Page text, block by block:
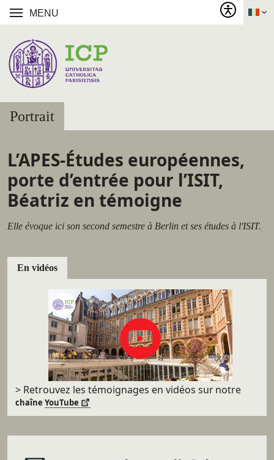
MENU
Portrait
L’APES-Études européennes,
porte d’entrée pour l’ISIT,
Béatriz en témoigne
Elle évoque ici son second semestre à Berlin et ses études à l'ISIT.
En vidéos
> Retrouvez les témoignages en vidéos surnotre
chaîne YouTube